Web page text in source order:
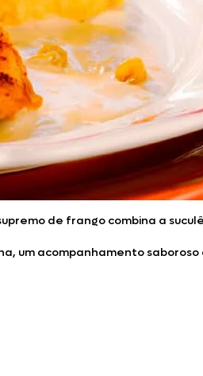
de frango combina a
um acompanhamento